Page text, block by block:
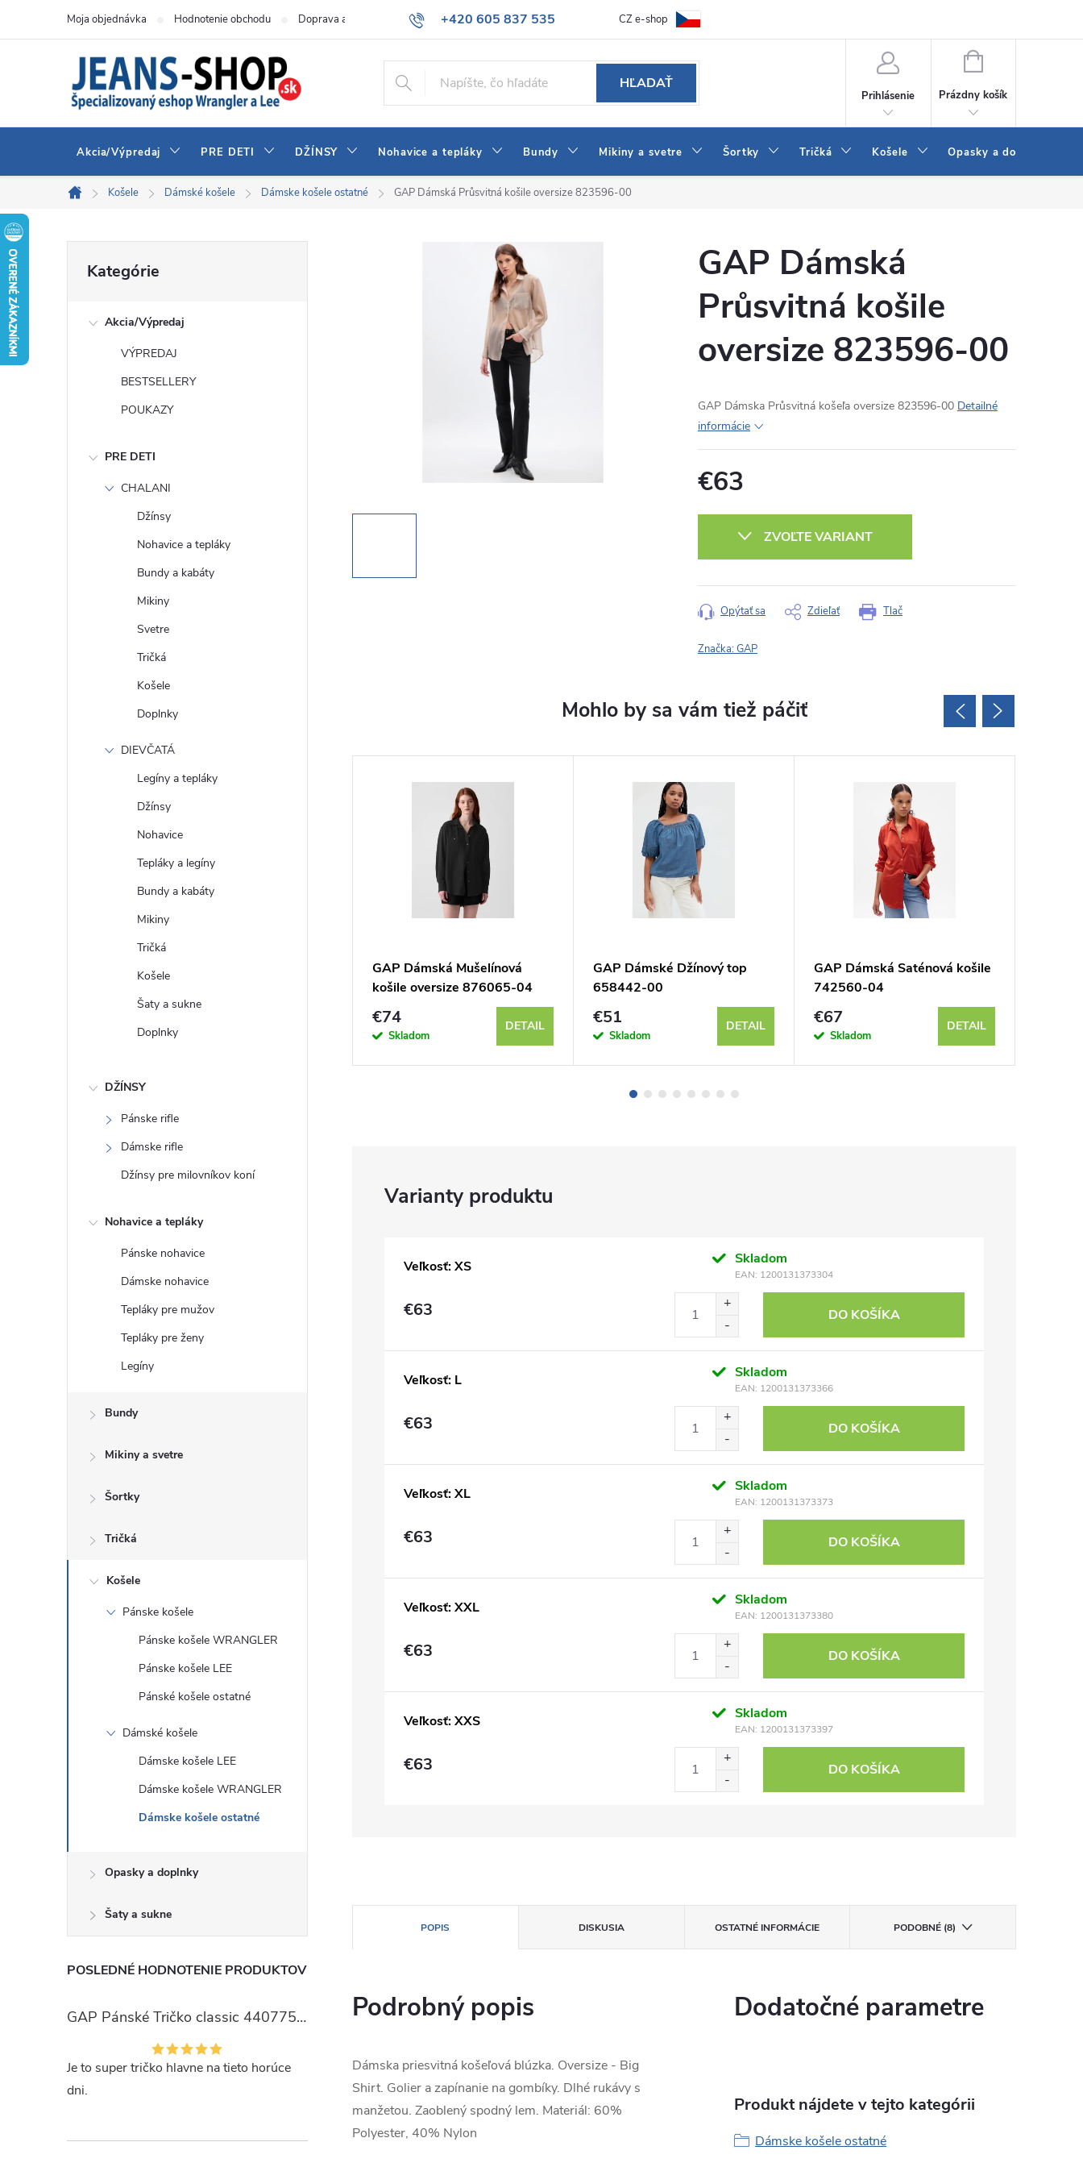
+420 605 837 535
info@jeans-shop.sk
Moja objednávka Hodnotenie obchodu Doprava a platba Všeobecné obchodné podmienky Ako vybrať džínsy Wrangler a LEE
CZ e-shop
HĽADAŤ
Prihlásenie
NÁKUPNÝ
Prázdny košík
Akcia/Výpredaj PRE DETI DŽÍNSY Nohavice a tepláky Bundy Mikiny a svetre Šortky Tričká Košele Opasky a doplnky
Domov
Košele Dámské košele Dámske košele ostatné GAP Dámská Průsvitná košile oversize 823596-00
kategórie
Kategórie
Akcia/Výpredaj
VÝPREDAJ
BESTSELLERY
POUKAZY
PRE DETI
CHALANI
Džínsy
Nohavice a tepláky
Bundy a kabáty
Mikiny
Svetre
Tričká
Košele
Doplnky
DIEVČATÁ
Legíny a tepláky
Džínsy
Nohavice
Tepláky a legíny
Bundy a kabáty
Mikiny
Tričká
Košele
Šaty a sukne
Doplnky
DŽÍNSY
Pánske rifle
Dámske rifle
Džínsy pre milovníkov koní
Nohavice a tepláky
Pánske nohavice
Dámske nohavice
Tepláky pre mužov
Tepláky pre ženy
Legíny
Bundy
Mikiny a svetre
Šortky
Tričká
Košele
Pánske košele
Pánske košele WRANGLER
Pánske košele LEE
Pánské košele ostatné
Dámské košele
Dámske košele LEE
Dámske košele WRANGLER
Dámske košele ostatné
Opasky a doplnky
Šaty a sukne
POSLEDNÉ HODNOTENIE PRODUKTOV
GAP Pánské Tričko classic 440775-00
Je to super tričko hlavne na tieto horúce
dni.
GAP Dámská
Průsvitná košile
oversize 823596-00
GAP Dámska Průsvitná košeľa oversize 823596-00 Detailné
informácie
€63
ZVOĽTE VARIANT
Tlač
Opýtať sa Zdieľať
Značka:GAP
Veľkosť: XS Skladom
EAN: 1200131373304
€63 DO KOŠÍKA
Veľkosť: L Skladom
EAN: 1200131373366
€63 DO KOŠÍKA
Veľkosť: XL Skladom
EAN: 1200131373373
€63 DO KOŠÍKA
Veľkosť: XXL Skladom
EAN: 1200131373380
€63 DO KOŠÍKA
Veľkosť: XXS Skladom
EAN: 1200131373397
€63 DO KOŠÍKA
POPIS DISKUSIA OSTATNÉ INFORMÁCIE PODOBNÉ (8)
Podrobný popis
Dámska priesvitná košeľová blúzka. Oversize - Big
Shirt. Golier a zapínanie na gombíky. Dlhé rukávy s
manžetou. Zaoblený spodný lem. Materiál: 60%
Polyester, 40% Nylon
Dodatočné parametre
Produkt nájdete v tejto kategórii
Dámske košele ostatné
GAP Dámská Bavlněná košile
€63
Skladom
GAP Dámská Mušelínová
košile oversize 876065-04
€74
Skladom
DETAIL
GAP Dámské Džínový top
658442-00
€51
Skladom
DETAIL
GAP Dámská Saténová košile
742560-04
€67
Skladom
DETAIL